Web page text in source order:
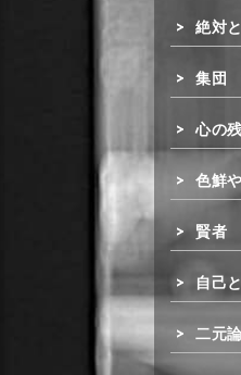
絶対
集団
心の
色鮮
賢者
自己
二元論